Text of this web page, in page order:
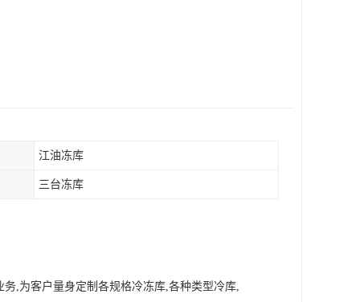
江油冻库
三台冻库
,为客户量身定制各规格冷冻库,各种类型冷库,